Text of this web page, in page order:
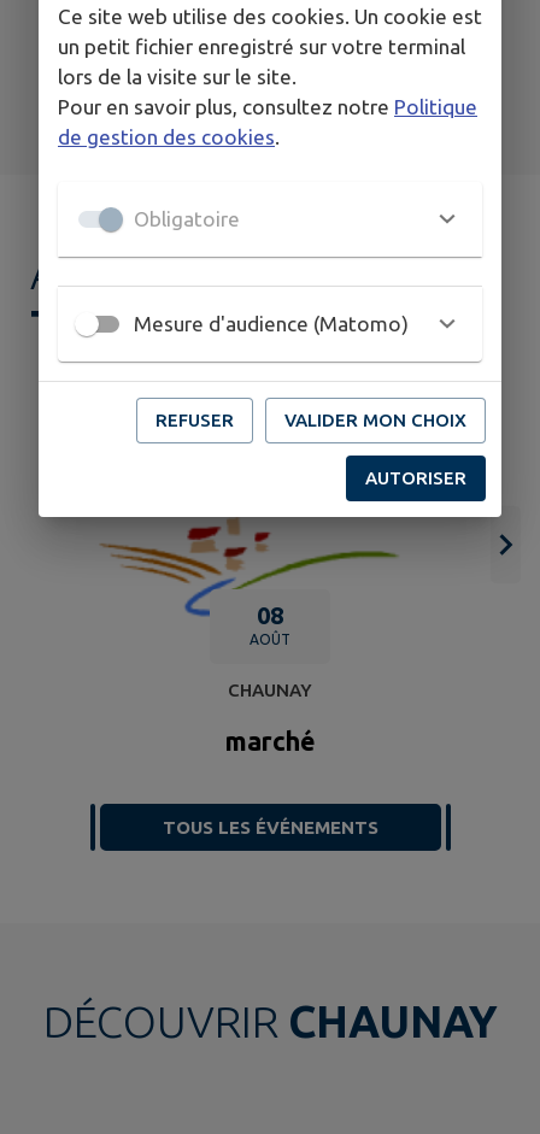
Santé Signaler
AGENDA DEMON
TERRITOIRE
08
AOÛT
CHAUNAY
marché
TOUS LES ÉVÉNEMENTS
DÉCOUVRIR CHAUNAY
Ce site web utilise des cookies. Un cookie est
un petit fichier enregistré sur votre terminal
lors de la visite sur le site.
Pour en savoir plus, consultez notre Politique
de gestion des cookies
Obligatoire
Mesure d'audience (Matomo)
REFUSER VALIDER MON CHOIX
AUTORISER